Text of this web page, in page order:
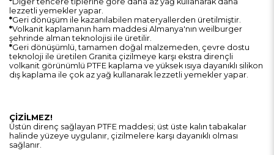
lezzetli yemekler yapar.
*Geri dönüşüm ile kazanılabilen materyallerden üretilmiştir.
*Volkanit kaplamanın ham maddesi Almanya'nın weilburger
şehrinde alman teknolojisi ile üretilir.
*Geri dönüşümlü, tamamen doğal malzemeden, çevre dostu
teknoloji ile üretilen Granita çizilmeye karşı ekstra dirençli
volkanit görünümlü PTFE kaplama ve yüksek ısıya dayanıklı silikon
dış kaplama ile çok az yağ kullanarak lezzetli yemekler yapar.
ÇİZİLMEZ!
Üstün direnç sağlayan PTFE maddesi; üst üste kalın tabakalar
halinde yüzeye uygulanır, çizilmelere karşı dayanıklı olması
sağlanır.